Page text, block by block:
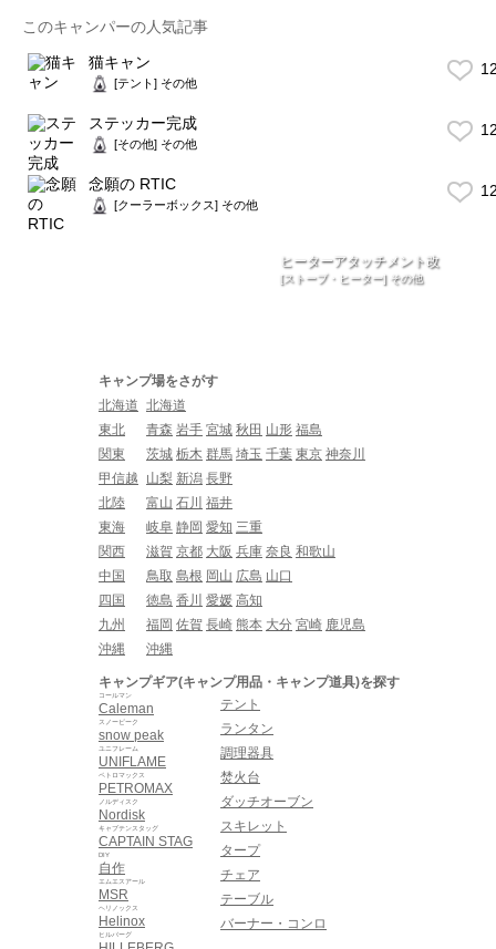
このキャンパーの人気記事
猫キャン
[テント] その他
ステッカー完成
[その他] その他
念願の RTIC
[クーラーボックス] その他
ヒーターアタッチメント改
[ストーブ・ヒーター] その他
キャンプ場をさがす
北海道 北海道
東北
青森 岩手 宮城 秋田 山形 福島
関東
茨城 栃木 群馬 埼玉 千葉 東京 神奈川
甲信越
山梨 新潟 長野
北陸
富山 石川 福井
東海
岐阜 静岡 愛知 三重
関西
滋賀 京都 大阪 兵庫 奈良 和歌山
中国
鳥取 島根 岡山 広島 山口
四国
徳島 香川 愛媛 高知
九州
福岡 佐賀 長崎 熊本 大分 宮崎 鹿児島
沖縄
沖縄
キャンプギア(キャンプ用品・キャンプ道具)を探す
Caleman
コールマン
snow peak
スノーピーク
UNIFLAME
ユニフレーム
PETROMAX
ペトロマックス
Nordisk
ノルディスク
CAPTAIN STAG
キャプテンスタッグ
自作
DIY
MSR
エムエスアール
Helinox
ヘリノックス
ヒルバーグ
テント
ランタン
調理器具
焚火台
ダッチオーブン
スキレット
タープ
チェア
テーブル
バーナー・コンロ